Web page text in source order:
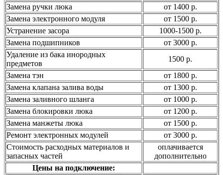
Замена ручки люка
от 1400 р.
Замена электронного модуля
от 1500 р.
Устранение засора
1000-1500 р.
Замена подшипников
от 3000 р.
Удаление из бака инородных
предметов
1500 р.
Замена тэн
от 1800 р.
Замена клапана залива воды
от 1300 р.
Замена заливного шланга
от 1000 р.
Замена блокировки люка
от 1200 р.
Замена манжеты люка
от 1500 р.
Ремонт электронных модулей
от 3000 р.
Стоимость расходных материалов и
запасных частей
оплачивается
дополнительно
Цены на подключение: